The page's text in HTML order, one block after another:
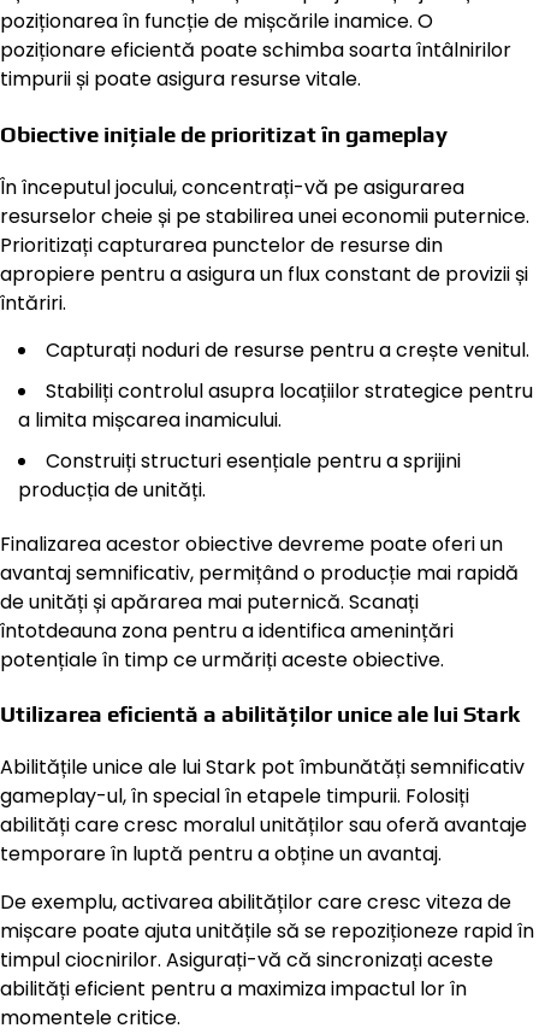
poziționarea în funcție de mișcările inamice. O
poziționare eficientă poate schimba soarta întâlnirilor
timpurii și poate asigura resurse vitale.
Obiective inițiale de prioritizat în gameplay
În începutul jocului, concentrați-vă pe asigurarea
resurselor cheie și pe stabilirea unei economii puternice.
Prioritizați capturarea punctelor de resurse din
apropiere pentru a asigura un flux constant de provizii și
întăriri.
Capturați noduri de resurse pentru a crește venitul.
Stabiliți controlul asupra locațiilor strategice pentru
a limita mișcarea inamicului.
Construiți structuri esențiale pentru a sprijini
producția de unități.
Finalizarea acestor obiective devreme poate oferi un
avantaj semnificativ, permițând o producție mai rapidă
de unități și apărarea mai puternică. Scanați
întotdeauna zona pentru a identifica amenințări
potențiale în timp ce urmăriți aceste obiective.
Utilizarea eficientă a abilităților unice ale lui Stark
Abilitățile unice ale lui Stark pot îmbunătăți semnificativ
gameplay-ul, în special în etapele timpurii. Folosiți
abilități care cresc moralul unităților sau oferă avantaje
temporare în luptă pentru a obține un avantaj.
De exemplu, activarea abilităților care cresc viteza de
mișcare poate ajuta unitățile să se repoziționeze rapid în
timpul ciocnirilor. Asigurați-vă că sincronizați aceste
abilități eficient pentru a maximiza impactul lor în
momentele critice.